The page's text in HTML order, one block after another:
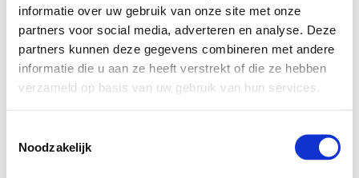
informatie over uw gebruik van onze site met onze
partners voor social media, adverteren en analyse. Deze
partners kunnen deze gegevens combineren met andere
informatie die u aan ze heeft verstrekt of die ze hebben
verzameld op basis van uw gebruik van hun services.
Noodzakelijk